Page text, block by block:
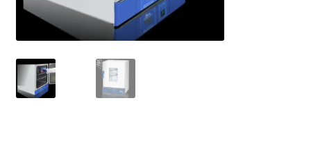
Contact
Prelucrarea datelor cu caracter personal